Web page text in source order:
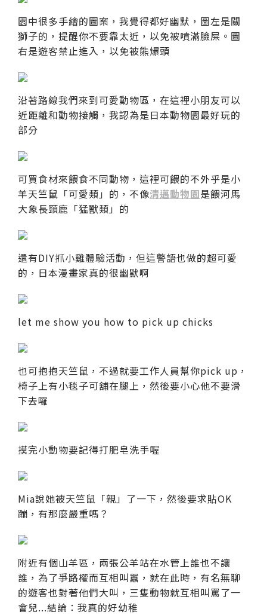
園中很多手繪的圖案，我覺得都好幽默，圖左是關
獅子的，提醒你不要靠太近，以免被噴滿臉屎。圖
右是遊客禁止進入，以免被熊爆頭
沿著路線我們來到可愛動物區，在這裡小朋友可以
近距離和動物接觸，我認為是日本動物園最好玩的
部分
可買食材來餵食不同動物，這裡可餵的不外乎是小
羊天竺鼠「可愛類」的，不像清邁動物園是餵河馬
大象長頸鹿「猛獸類」的
還有DIY抓小雞體驗活動，但這警語也做的超可愛
的，日本漫畫家真的很幽默啊
let me show you how to pick up chicks
也可抱抱天竺鼠，不過就要工作人員幫你pick up，
椅子上有小毯子可舖在腿上，然後要小心他不要滑
下去囉
摸完小動物要記得打肥皂洗手喔
Mia說她被天竺鼠「親」了一下，然後要求貼OK
蹦，有那麼嚴重嗎？
附近有個山羊區，兩張公羊站在水管上誰也不讓
誰，為了爭路權而互相叫囂，就在此時，有名無聊
的遊客也對著他們大叫，三隻動物就互相叫罵了一
會兒...結論：我真的好幼稚